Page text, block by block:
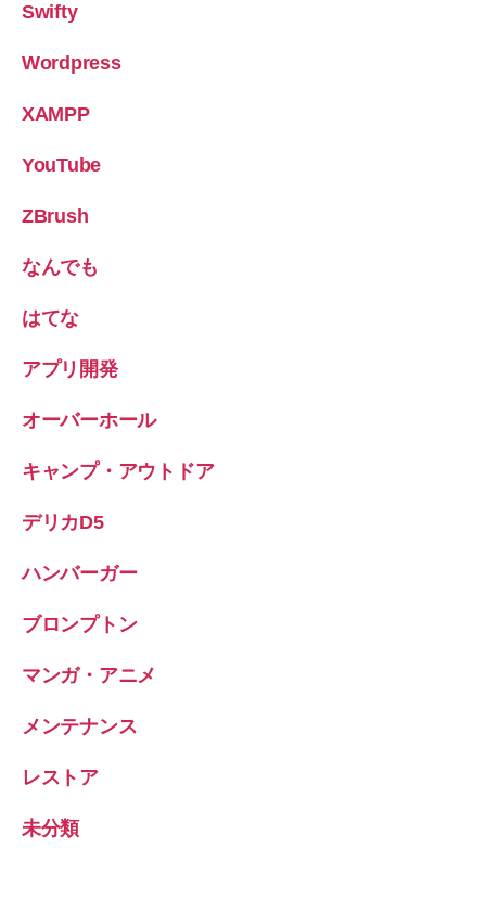
Swifty
Wordpress
XAMPP
YouTube
ZBrush
なんでも
はてな
アプリ開発
オーバーホール
キャンプ・アウトドア
デリカD5
ハンバーガー
ブロンプトン
マンガ・アニメ
メンテナンス
レストア
未分類